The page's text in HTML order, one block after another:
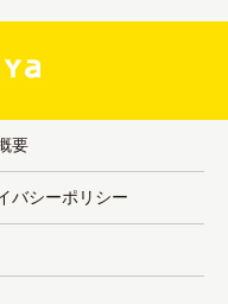
要
バシーポリシー